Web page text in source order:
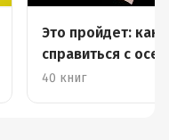
Это пройдет: как
справиться с
депрессией
40 книг